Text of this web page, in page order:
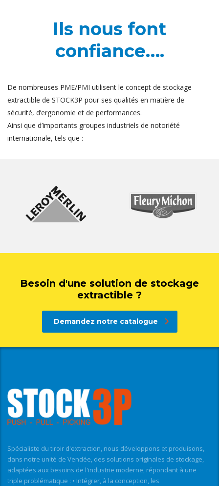
Ils nous font
confiance….
De nombreuses PME/PMI utilisent le concept de stockage
extractible de STOCK3P pour ses qualités en matière de
sécurité, d’ergonomie et de performances.
Ainsi que d’importants groupes industriels de notoriété
internationale, tels que :
Besoin d'une solution de stockage
extractible ?
Demandez notre catalogue
Spécialiste du tiroir d'extraction, nous développons et produisons,
dans notre unité de Vendée, des solutions originales de stockage,
adaptées aux besoins de l'industrie moderne, répondant à une
triple problématique : • Intégrer, à la conception, les